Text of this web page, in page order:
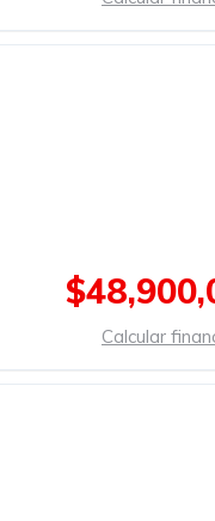
Calcular